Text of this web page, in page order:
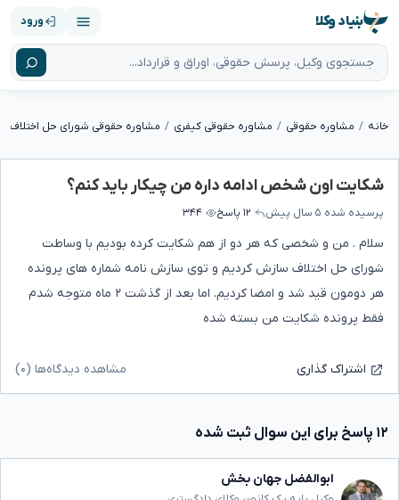
بنیاد وکلا ورود
خانه مشاوره حقوقی مشاوره حقوقی کیفری مشاوره حقوقی شورای حل اختلاف
شکایت اون شخص ادامه داره من چیکار باید کنم؟
پرسیده شده ۵ سال پیش ۱۲ پاسخ ۳۴۴
سلام . من و شخصی که هر دو از هم شکایت کرده بودیم با وساطت
شورای حل اختلاف سازش کردیم و توی سازش نامه شماره های پرونده
هر دومون قید شد و امضا کردیم. اما بعد از گذشت ۲ ماه متوجه شدم
فقط پرونده شکایت من بسته شده
اشتراک گذاری مشاهده دیدگاه‌ها (۰)
۱۲ پاسخ برای این سوال ثبت شده
ابوالفضل جهان بخش